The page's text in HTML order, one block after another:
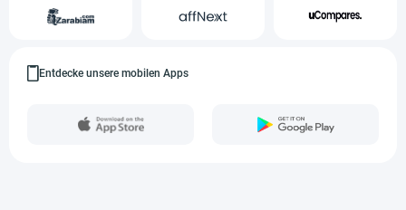
Entdecke unsere mobilen Apps